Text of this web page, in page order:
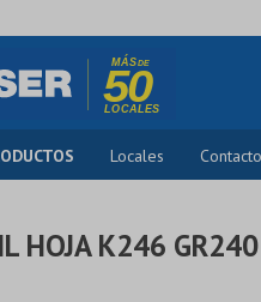
Locales Contacto
HOJA K246